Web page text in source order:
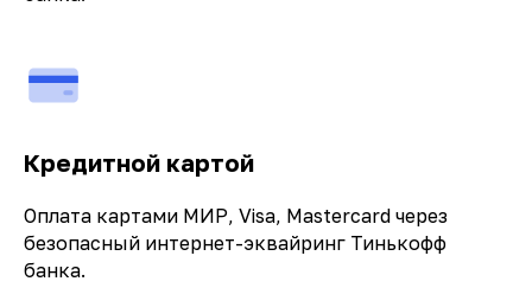
Кредитной картой
Оплата картами МИР, Visa, Mastercard через
безопасный интернет-эквайринг Тинькофф
банка.